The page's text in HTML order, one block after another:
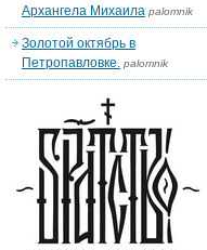
Архангела Михаила palomnik
Золотой октябрь в
Петропавловке. palomnik